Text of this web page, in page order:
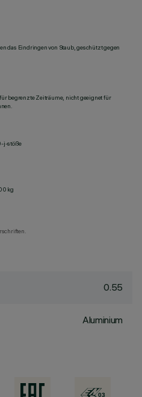
das Eindringen von Staub, geschützt gegen
begrenzte Zeiträume, nicht geeignet für
j-stöße
kg
0.55
Aluminium